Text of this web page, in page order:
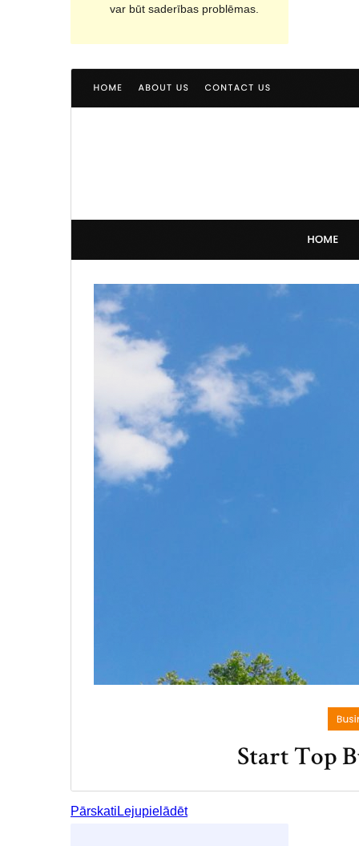
var būt saderības problēmas.
Pārskati Lejupielādēt